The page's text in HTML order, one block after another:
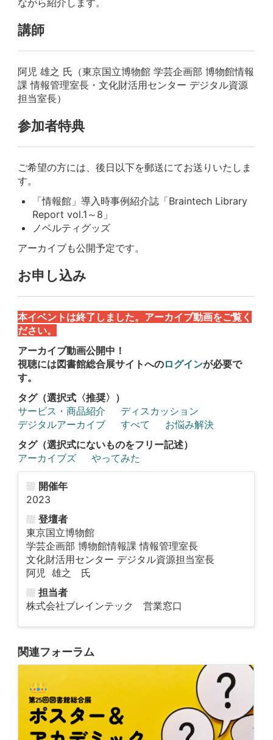
講師
阿児 雄之 氏（東京国立博物館 学芸企画部 博物館情報
課 情報管理室長・文化財活用センター デジタル資源
担当室長）
参加者特典
ご希望の方には、後日以下を郵送にてお送りいたしま
す。
「情報館」導入時事例紹介誌「Braintech Library
Report vol.1～8」
ノベルティグッズ
アーカイブも公開予定です。
お申し込み
本イベントは終了しました。アーカイブ動画をご覧く
ださい。
アーカイブ動画公開中！
視聴には図書館総合展サイトへのログインが必要で
す。
タグ（選択式〈推奨〉）
サービス・商品紹介
ディスカッション
デジタルアーカイブ
すべて
お悩み解決
タグ（選択式にないものをフリー記述）
アーカイブズ
やってみた
開催年
2023
登壇者
東京国立博物館
学芸企画部 博物館情報課 情報管理室長
文化財活用センター デジタル資源担当室長
阿児 雄之 氏
担当者
株式会社ブレインテック 営業窓口
関連フォーラム